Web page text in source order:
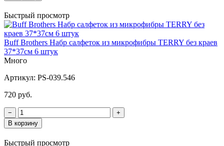
Быстрый просмотр
Buff Brothers Набр салфеток из микрофибры TERRY без краев
37*37см 6 штук
Много
Артикул: PS-039.546
720 руб.
−
+
В корзину
Быстрый просмотр